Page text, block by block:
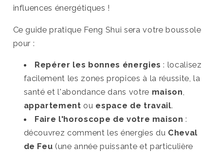
Horoscope
chinois
année
du
de
Feu
Horoscope
chinois
année
de
Feu
influences énergétiques !
Ce guide pratique Feng Shui sera votre boussole
pour :
Repérer les bonnes énergies : localisez
facilement les zones propices à la réussite, la
santé et l'abondance dans votre maison,
appartement ou espace de travail.
Faire l'horoscope de votre maison :
découvrez comment les énergies du Cheval
de Feu (une année puissante et particulière